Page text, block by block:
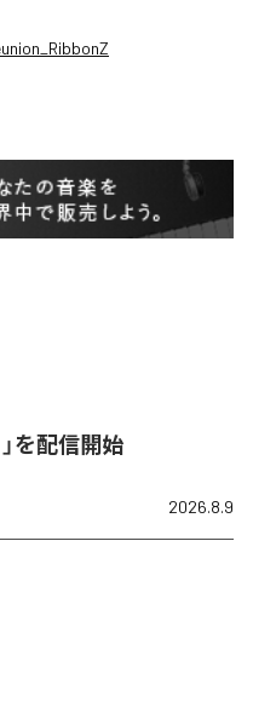
を配信開始
2026.8.9